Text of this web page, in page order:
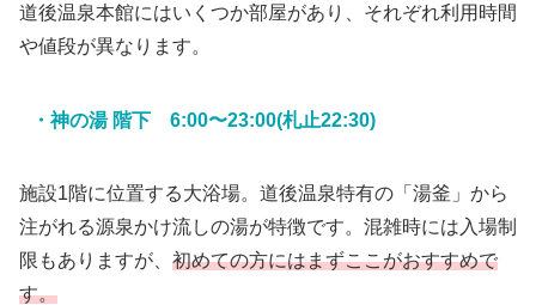
道後温泉本館にはいくつか部屋があり、それぞれ利用時間
や値段が異なります。
・神の湯 階下 6:00〜23:00(札止22:30)
施設1階に位置する大浴場。道後温泉特有の「湯釜」から
注がれる源泉かけ流しの湯が特徴です。混雑時には入場制
限もありますが、 初めての方にはまずここがおすすめで
す。